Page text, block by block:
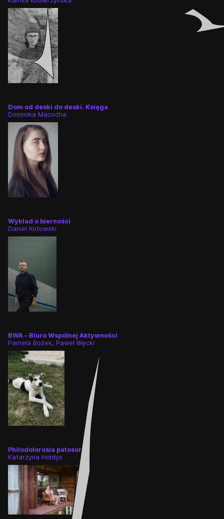
Dom od deski do deski. Księga
Dominika Macocha
Wykład o bierności
Daniel Kotowski
BWA – Biuro Wspólnej Aktywności
Pamela Bożek, Paweł Błęcki
Philodolorosia patosoria
Katarzyna Hołdys